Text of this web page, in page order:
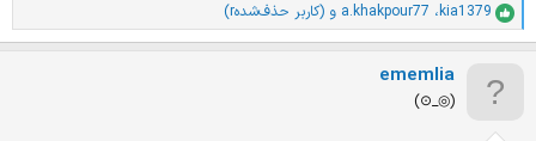
ا
م
kia1379، a.khakpour77 و (کاربر حذف‌شدهr)
ememlia
⁦(⊙_◎)⁩